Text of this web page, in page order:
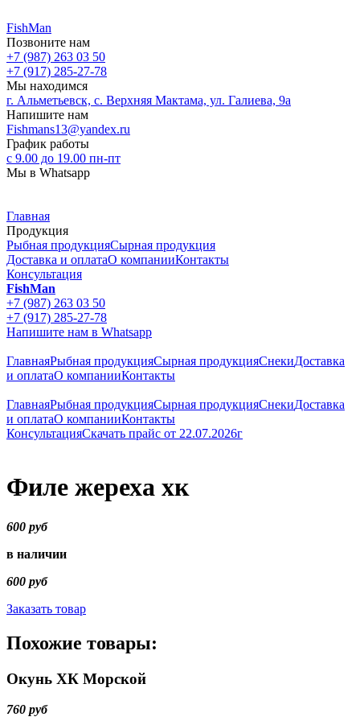
FishMan
Позвоните нам
+7 (987) 263 03 50
+7 (917) 285-27-78
Мы находимся
г. Альметьевск, с. Верхняя Мактама, ул. Галиева, 9а
Напишите нам
Fishmans13@yandex.ru
График работы
с 9.00 до 19.00 пн-пт
Мы в Whatsapp
Главная
Продукция
Рыбная продукцияСырная продукция
Доставка и оплатаО компанииКонтакты
Консультация
FishMan
+7 (987) 263 03 50
+7 (917) 285-27-78
Напишите нам в Whatsapp
ГлавнаяРыбная продукцияСырная продукцияСнекиДоставка
и оплатаО компанииКонтакты
ГлавнаяРыбная продукцияСырная продукцияСнекиДоставка
и оплатаО компанииКонтакты
КонсультацияСкачать прайс от 22.07.2026г
Филе жереха хк
600 руб
в наличии
600 руб
Заказать товар
Похожие товары:
Окунь ХК Морской
760 руб